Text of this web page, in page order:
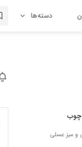
دسته‌ها
چوب
و میز عسلی